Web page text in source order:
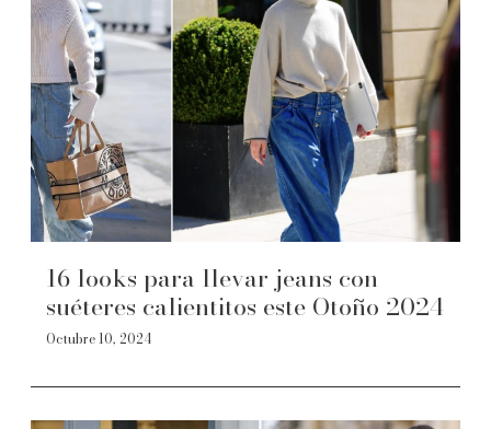
16 looks para llevar jeans con
suéteres calientitos este Otoño 2024
Octubre 10, 2024